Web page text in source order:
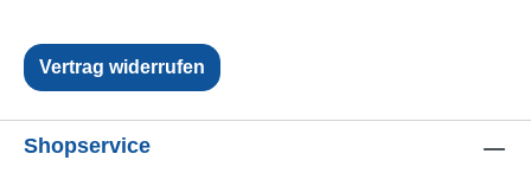
Vertrag widerrufen
Shopservice